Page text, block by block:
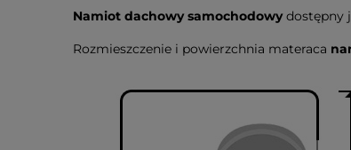
Namiot dachowy samochodowydostępny
Rozmieszczenie i powierzchnia materaca